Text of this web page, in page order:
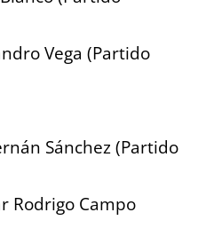
Vega (Partido
Sánchez (Partido
Rodrigo Campo